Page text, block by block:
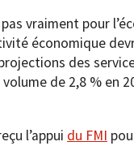
pas vraiment pour
économique
des
de 2,8 % en
l’appui du FMI